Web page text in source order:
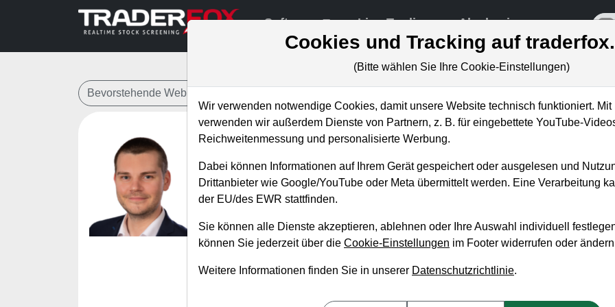
Software Live-Trading Akademie
Bevorstehende Webinare
Das Trend-Template als Indikator für
Aktien
Referent:Andreas Zehetner
Meist geben sich die Aktien vor starken Kursanstiegen bereits dadurch zu
Aufwärtstrendstrukturen ausbilden und vor den Indizes auf neue Hochs
Wahrscheinlichkeit einer potenziellen Superperformance-Phase zu, wenn
Cookies und Tracking auf
(Bitte wählen Sie Ihre Cookie-Einstellungen)
Wir verwenden notwendige Cookies, damit unsere Website technisch funktioniert.
verwenden wir außerdem Dienste von Partnern, z. B. für eingebettete YouTube-
Reichweitenmessung und personalisierte Werbung.
Dabei können Informationen auf Ihrem Gerät gespeichert oder ausgelesen und
Drittanbieter wie Google/YouTube oder Meta übermittelt werden. Eine Verarbeitung
der EU/des EWR stattfinden.
Sie können alle Dienste akzeptieren, ablehnen oder Ihre Auswahl individuell
können Sie jederzeit über die Cookie-Einstellungen im Footer widerrufen oder
Weitere Informationen finden Sie in unserer Datenschutzrichtlinie.